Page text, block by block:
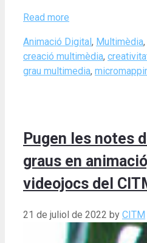
Read more
Categories
Animació Digital, Multimèdia,
creació multimèdia,
grau multimedia,
Pugen les notes
graus en
videojocs del
21 de juliol de 2022 by CITM